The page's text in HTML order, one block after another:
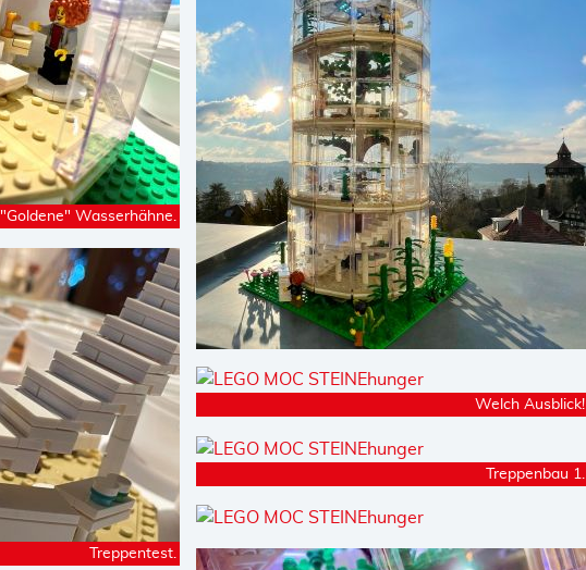
"Goldene" Wasserhähne.
Treppentest.
Welch Ausblick!
Treppenbau 1.